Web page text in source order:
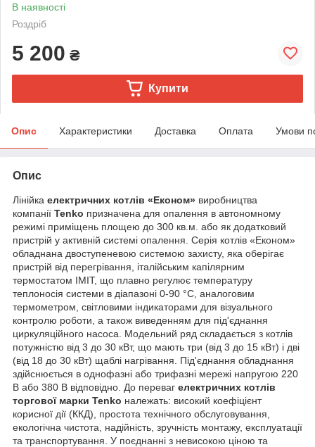
В наявності
Роздріб
5 200 ₴
Купити
Опис Характеристики Доставка Оплата Умови
Опис
Лінійка електричних котлів «Економ» виробництва
компанії Tenko призначена для опалення в автономному
режимі приміщень площею до 300 кв.м. або як додатковий
пристрій у активній системі опалення. Серія котлів «Економ»
обладнана двоступеневою системою захисту, яка оберігає
пристрій від перегрівання, італійським капілярним
термостатом IMIT, що плавно регулює температуру
теплоносія системи в діапазоні 0-90 °C, аналоговим
термометром, світловими індикаторами для візуального
контролю роботи, а також виведенням для під'єднання
циркуляційного насоса. Модельний ряд складається з котлів
потужністю від 3 до 30 кВт, що мають три (від 3 до 15 кВт) і дві
(від 18 до 30 кВт) щаблі нагрівання. Під'єднання обладнання
здійснюється в однофазні або трифазні мережі напругою 220
В або 380 В відповідно. До переваг електричних котлів
торгової марки Tenko належать: високий коефіцієнт
корисної дії (ККД), простота технічного обслуговування,
екологічна чистота, надійність, зручність монтажу, експлуатації
та транспортування. У поєднанні з невисокою ціною та